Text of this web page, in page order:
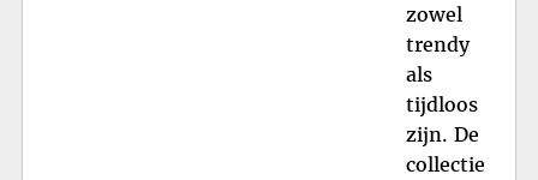
zowel
trendy
als
tijdloos
zijn. De
collectie